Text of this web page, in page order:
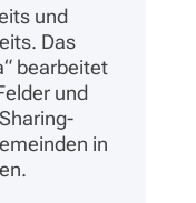
und
Das
bearbeitet
und
in